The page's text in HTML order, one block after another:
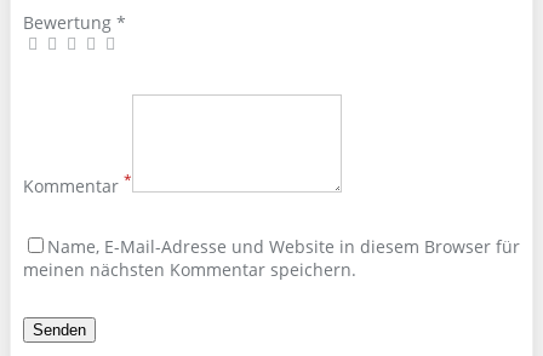
Bewertung *
Kommentar *
Name, E-Mail-Adresse und Website in diesem Browser für
meinen nächsten Kommentar speichern.